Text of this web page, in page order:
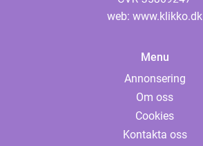
web: www.klikko.dk
Menu
Annonsering
Om oss
Cookies
Kontakta oss